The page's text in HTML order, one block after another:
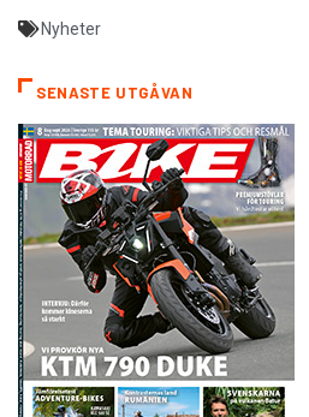
Nyheter
SENASTE UTGÅVAN